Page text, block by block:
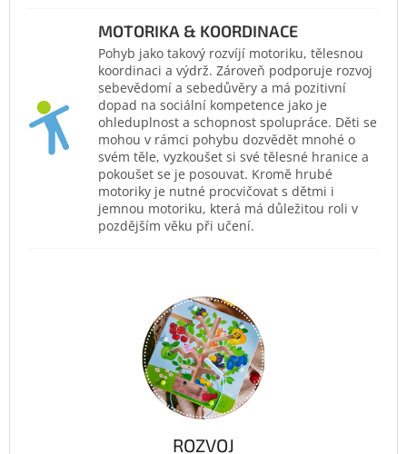
MOTORIKA & KOORDINACE
Pohyb jako takový rozvíjí motoriku, tělesnou
koordinaci a výdrž. Zároveň podporuje rozvoj
sebevědomí a sebedůvěry a má pozitivní
dopad na sociální kompetence jako je
ohleduplnost a schopnost spolupráce. Děti se
mohou v rámci pohybu dozvědět mnohé o
svém těle, vyzkoušet si své tělesné hranice a
pokoušet se je posouvat. Kromě hrubé
motoriky je nutné procvičovat s dětmi i
jemnou motoriku, která má důležitou roli v
pozdějším věku při učení.
ROZVOJ